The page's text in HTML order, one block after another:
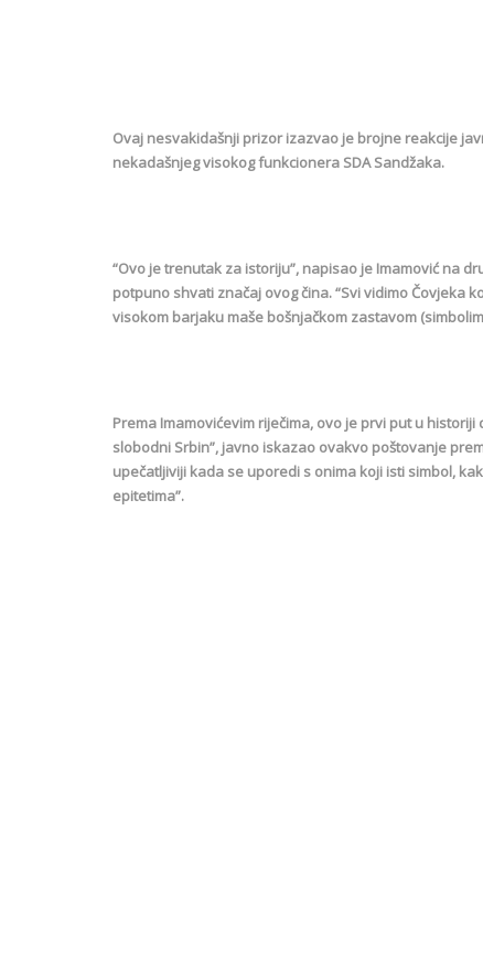
Ovaj nesvakidašnji prizor izazvao je brojne reakcije
nekadašnjeg visokog funkcionera SDA Sandžaka.
“Ovo je trenutak za istoriju”, napisao je Imamović na
potpuno shvati značaj ovog čina. “Svi vidimo Čovjeka
visokom barjaku maše bošnjačkom zastavom
Prema Imamovićevim riječima, ovo je prvi put u
slobodni Srbin”, javno iskazao ovakvo poštovanje
upečatljiviji kada se uporedi s onima koji isti simbol,
epitetima”.